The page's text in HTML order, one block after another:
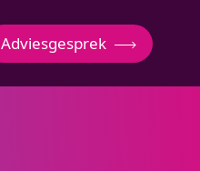
Adviesgesprek